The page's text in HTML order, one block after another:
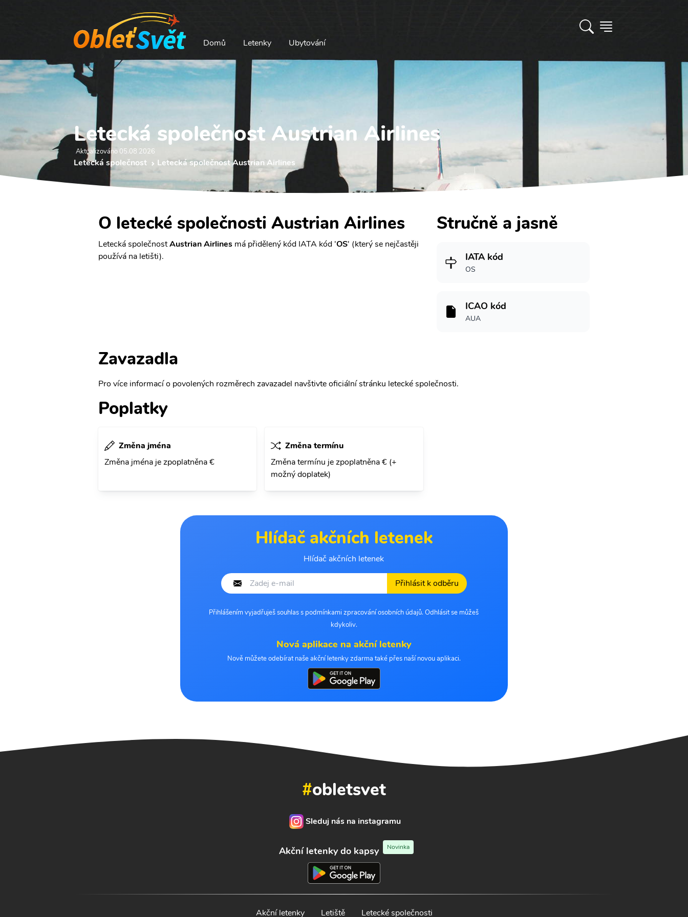
Domů Letenky Ubytování
Letecká společnost Austrian Airlines
Aktualizováno 05.08 2026
Letecká společnost Letecká společnost Austrian Airlines
O letecké společnosti Austrian Airlines
Letecká společnostAustrian Airlines má přidělený kód IATA kód 'OS' (který se nejčastěji
používá na letišti).
Stručně a jasně
IATA kód
OS
ICAO kód
AUA
Zavazadla
Pro více informací o povolených rozměrech zavazadel navštivte oficiální stránku letecké společnosti.
Poplatky
Změna jména
Změna jména je zpoplatněna €
Změna termínu
Změna termínu je zpoplatněna € (+
možný doplatek)
Hlídač akčních letenek
Hlídač akčních letenek
Přihlásit k odběru
Přihlášením vyjadřuješ souhlas s podmínkami zpracování osobních údajů. Odhlásit se můžeš
kdykoliv.
Nová aplikace na akční letenky
Nově můžete odebírat naše akční letenky zdarma také přes naší novou aplikaci.
#obletsvet
Sleduj nás na instagramu
Akční letenky do kapsy Novinka
Akční letenky Letiště Letecké společnosti